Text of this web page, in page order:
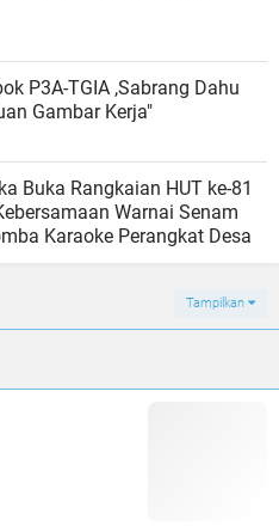
P3A-TGIA ,Sabrang Dahu
Gambar Kerja"
Buka Rangkaian HUT ke-81
Warnai Senam
Karaoke Perangkat Desa
Tampilkan